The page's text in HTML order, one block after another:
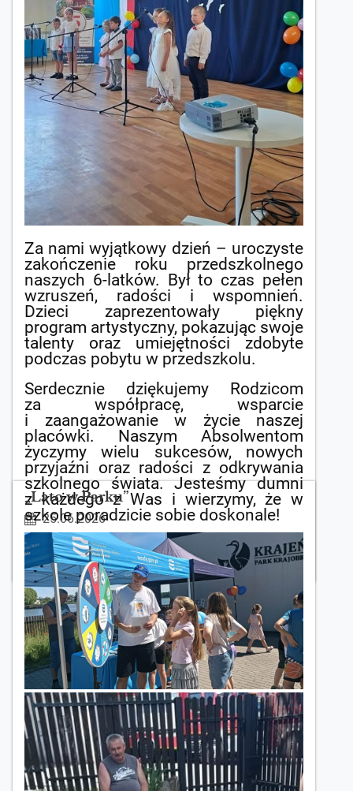
Za nami wyjątkowy dzień – uroczyste
zakończenie roku przedszkolnego
naszych 6-latków. Był to czas pełen
wzruszeń, radości i wspomnień.
Dzieci zaprezentowały piękny
program artystyczny, pokazując swoje
talenty oraz umiejętności zdobyte
podczas pobytu w przedszkolu.
Serdecznie dziękujemy Rodzicom
za współpracę, wsparcie
i zaangażowanie w życie naszej
placówki. Naszym Absolwentom
życzymy wielu sukcesów, nowych
przyjaźni oraz radości z odkrywania
szkolnego świata. Jesteśmy dumni
z każdego z Was i wierzymy, że w
szkole poradzicie sobie doskonale!
UROCZYSTE
ZAKOŃCZENIE
ROKU
PRZEDSZKOLNEGO
GRUPY
6-
LATKÓW:
CZYTAJ WIĘCEJ
„Lato w Parku”
25.06.2026